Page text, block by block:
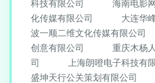
科技有限公司
海南电影
化传媒有限公司
大连华
波一顺二维文化传媒有限公司
创意有限公司
重庆木杨
司
上海朗噔电子科技有
盛坤天行公关策划有限公司